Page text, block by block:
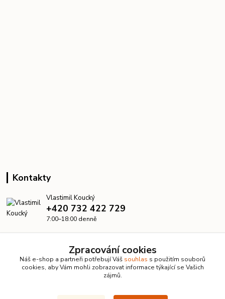
Kontakty
Vlastimil Koucký
+420 732 422 729
7:00–18:00 denně
Zpracování cookies
Náš e-shop a partneři potřebují Váš souhlas s použitím souborů
cookies, aby Vám mohli zobrazovat informace týkající se Vašich
zájmů.